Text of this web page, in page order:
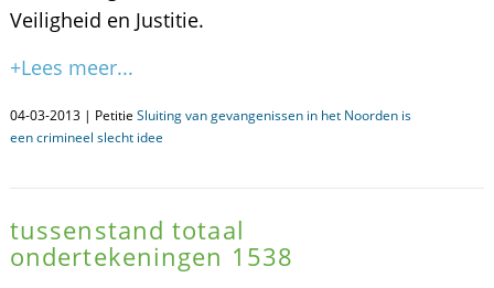
Veiligheid en Justitie.
+Lees meer...
04-03-2013 | Petitie Sluiting van gevangenissen in het Noorden is
een crimineel slecht idee
tussenstand totaal
ondertekeningen 1538